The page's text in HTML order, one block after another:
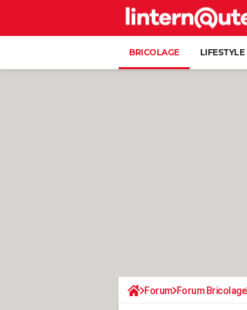
BRICOLAGE LIFESTYLE
Forum Forum Bricolage